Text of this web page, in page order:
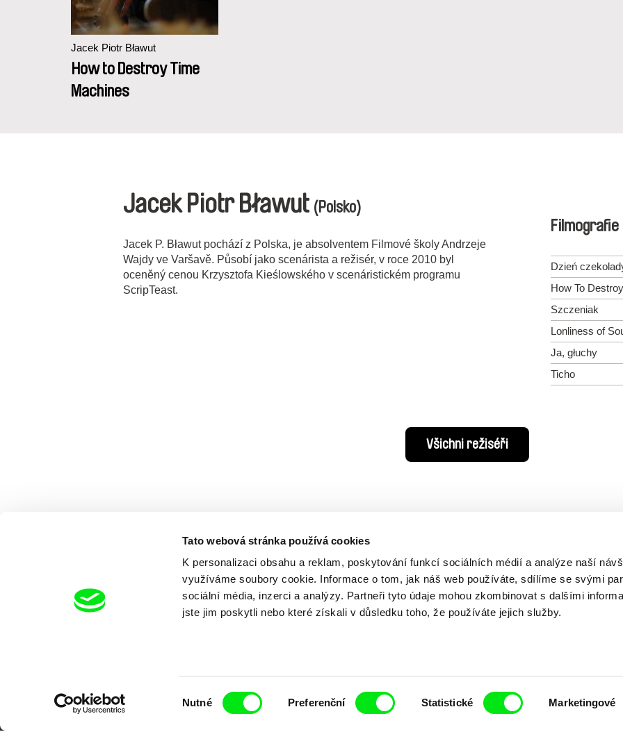
Tato webová stránka používá cookies
K personalizaci obsahu a reklam, poskytování funkcí sociálních médií a analýze naší
využíváme soubory cookie. Informace o tom, jak náš web používáte, sdílíme se svými
sociální média, inzerci a analýzy. Partneři tyto údaje mohou zkombinovat s dalšími
jste jim poskytli nebo které získali v důsledku toho, že používáte jejich služby.
Nutné Preferenční Statistické Marketingové
Jacek Piotr Bławut
How to Destroy Time
Machines
Jacek Piotr Bławut (Polsko)
Jacek P. Bławut pochází z Polska, je absolventem Filmové školy Andrzeje
Wajdy ve Varšavě. Působí jako scenárista a režisér, v roce 2010 byl
oceněný cenou Krzysztofa Kieślowského v scenáristickém programu
ScripTeast.
Filmografie
Dzień
How To
Szczeniak
Lonliness of
Ja, głuchy
Ticho
Všichni režiséři
dokumentární